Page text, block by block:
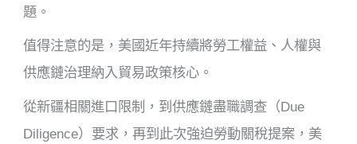
題。
值得注意的是，美國近年持續將勞工權益、人權與
供應鏈治理納入貿易政策核心。
從新疆相關進口限制，到供應鏈盡職調查（Due
Diligence）要求，再到此次強迫勞動關稅提案，美